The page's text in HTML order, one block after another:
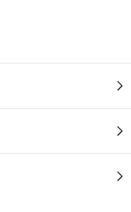
Tarjoiluvälineet